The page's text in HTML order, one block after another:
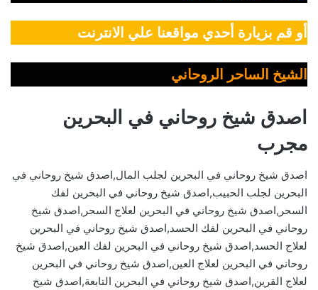
أو قم بزيارة أحدي مواقعنا علي الانترنت
الشيخ الساحر الروحاني
اصدق شيخ روحاني في البحرين
مجرب
اصدق شيخ روحاني في البحرين لجلب المال,اصدق شيخ روحاني في
البحرين لجلب الحبيب,اصدق شيخ روحاني في البحرين لفك
السحر,اصدق شيخ روحاني في البحرين لعلاج السحر,اصدق شيخ
روحاني في البحرين لفك الحسد,اصدق شيخ روحاني في البحرين
لعلاج الحسد,اصدق شيخ روحاني في البحرين لفك العين,اصدق شيخ
روحاني في البحرين لعلاج العين,اصدق شيخ روحاني في البحرين
لعلاج القرين,اصدق شيخ روحاني في البحرين التابعة,اصدق شيخ